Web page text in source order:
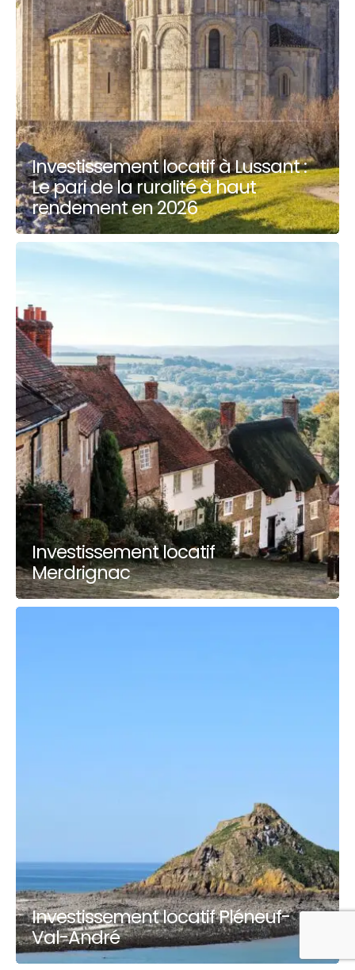
Investissement locatif à Lussant :
Le pari de la ruralité à haut
rendement en 2026
Investissement locatif
Merdrignac
Investissement locatif Pléneuf-
Val-André